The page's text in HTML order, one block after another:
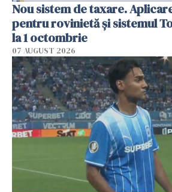
Nou sistem de taxare.
pentru rovinietă şi sistemul
la 1 octombrie
07 AUGUST 2026